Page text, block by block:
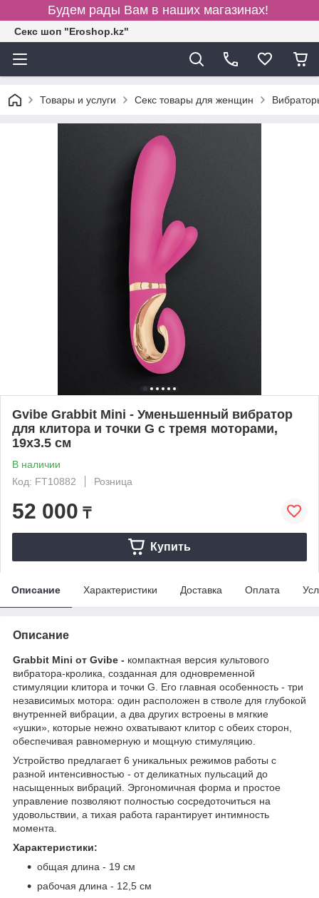
Будем рады Вам в наших магазинах!
Секс шоп "Eroshop.kz"
Товары и услуги Секс товары для женщин
Gvibe Grabbit Mini - Уменьшенный вибратор
для клитора и точки G с тремя моторами,
19х3.5 см
В наличии
Код: FT10882
Розница
52 000 ₸
Купить
Описание Характеристики Доставка Оплата
Описание
Grabbit Mini от Gvibe - компактная версия культового
вибратора-кролика, созданная для одновременной
стимуляции клитора и точки G. Его главная особенность - три
независимых мотора: один расположен в стволе для глубокой
внутренней вибрации, а два других встроены в мягкие
«ушки», которые нежно охватывают клитор с обеих сторон,
обеспечивая равномерную и мощную стимуляцию.
Устройство предлагает 6 уникальных режимов работы с
разной интенсивностью - от деликатных пульсаций до
насыщенных вибраций. Эргономичная форма и простое
управление позволяют полностью сосредоточиться на
удовольствии, а тихая работа гарантирует интимность
момента.
Характеристики:
общая длина - 19 см
рабочая длина - 12,5 см